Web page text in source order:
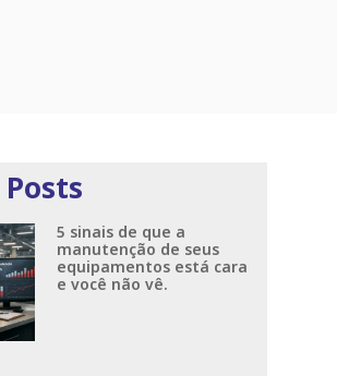
5 sinais de que a
manutenção de seus
equipamentos está cara
e você não vê.